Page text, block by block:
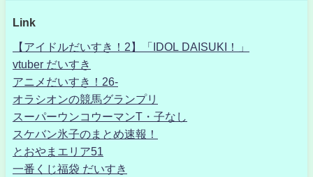
Link
【アイドルだいすき！2】「IDOL DAISUKI！」
vtuber だいすき
アニメだいすき！26-
オラシオンの競馬グランプリ
スーパーウンコウーマンT・子なし
スケバン氷子のまとめ速報！
とおやまエリア51
一番くじ福袋 だいすき